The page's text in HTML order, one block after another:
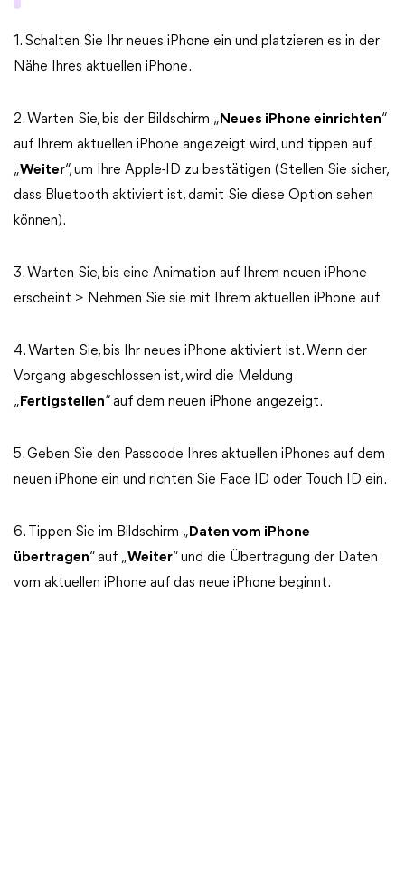
1. Schalten Sie Ihr neues iPhone ein und platzieren es in der
Nähe Ihres aktuellen iPhone.
2. Warten Sie, bis der Bildschirm „ Neues iPhone einrichten“
auf Ihrem aktuellen iPhone angezeigt wird, und tippen auf
„Weiter“, um Ihre Apple-ID zu bestätigen (Stellen Sie sicher,
dass Bluetooth aktiviert ist, damit Sie diese Option sehen
können).
3. Warten Sie, bis eine Animation auf Ihrem neuen iPhone
erscheint > Nehmen Sie sie mit Ihrem aktuellen iPhone auf.
4. Warten Sie, bis Ihr neues iPhone aktiviert ist. Wenn der
Vorgang abgeschlossen ist, wird die Meldung
„ Fertigstellen“ auf dem neuen iPhone angezeigt.
5. Geben Sie den Passcode Ihres aktuellen iPhones auf dem
neuen iPhone ein und richten Sie Face ID oder Touch ID ein.
6. Tippen Sie im Bildschirm „ Daten vom iPhone
übertragen“ auf „Weiter“ und die Übertragung der Daten
vom aktuellen iPhone auf das neue iPhone beginnt.